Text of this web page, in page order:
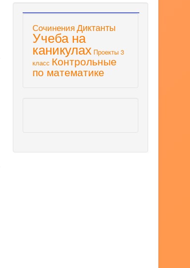
Сочинения Диктанты
Учеба на
каникулах Проекты 3
класс Контрольные
по математике